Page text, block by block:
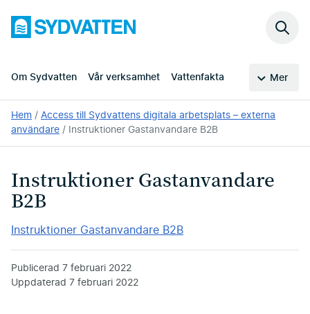
huvudinnehållet
Sydvatten
Om Sydvatten Vår verksamhet Vattenfakta Mer
Sök
Du
är
här:
Hem
Access till Sydvattens digitala arbetsplats – externa
användare
Instruktioner Gastanvandare B2B
Instruktioner Gastanvandare
B2B
Instruktioner Gastanvandare B2B
Publicerad 7 februari 2022
Uppdaterad 7 februari 2022